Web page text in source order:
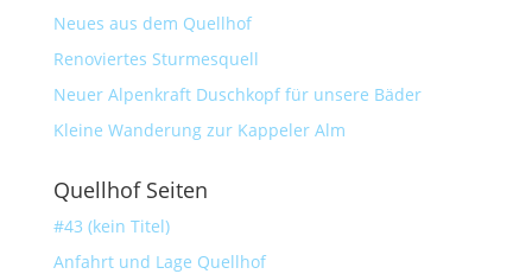
Neues aus dem Quellhof
Renoviertes Sturmesquell
Neuer Alpenkraft Duschkopf für unsere Bäder
Kleine Wanderung zur Kappeler Alm
Quellhof Seiten
#43 (kein Titel)
Anfahrt und Lage Quellhof